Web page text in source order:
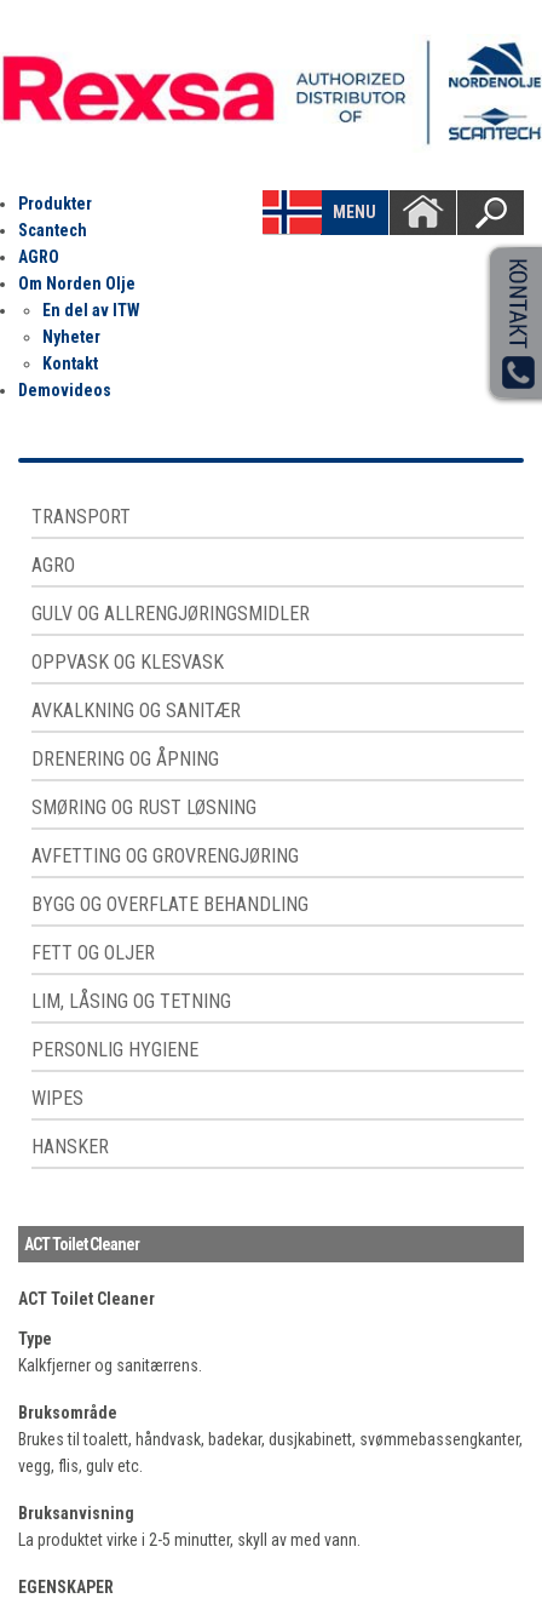
MENU
Produkter
Scantech
AGRO
Om Norden Olje
En del av ITW
Nyheter
Kontakt
Demovideos
TRANSPORT
AGRO
GULV OG ALLRENGJØRINGSMIDLER
OPPVASK OG KLESVASK
AVKALKNING OG SANITÆR
DRENERING OG ÅPNING
SMØRING OG RUST LØSNING
AVFETTING OG GROVRENGJØRING
BYGG OG OVERFLATE BEHANDLING
FETT OG OLJER
LIM, LÅSING OG TETNING
PERSONLIG HYGIENE
WIPES
HANSKER
ACT Toilet Cleaner
ACT Toilet Cleaner
Type
Kalkfjerner og sanitærrens.
Bruksområde
Brukes til toalett, håndvask, badekar, dusjkabinett, svømmebassengkanter,
vegg, flis, gulv etc.
Bruksanvisning
La produktet virke i 2-5 minutter, skyll av med vann.
EGENSKAPER